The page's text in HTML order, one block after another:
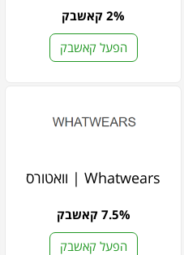
2% קאשבק
הפעל קאשבק
Whatwears | וואטורס
7.5% קאשבק
הפעל קאשבק